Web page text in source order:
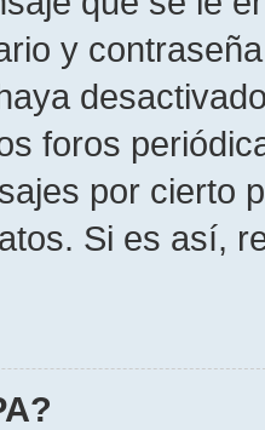
y
foros
por cierto
Si es así,